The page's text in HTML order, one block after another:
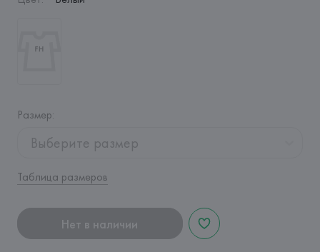
Размер:
Выберите размер
Таблица размеров
Нет в наличии